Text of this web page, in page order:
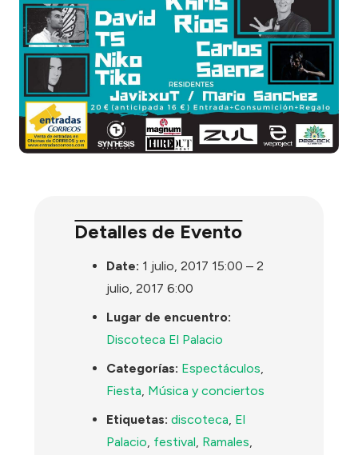
Detalles de Evento
Date: 1 julio, 2017 15:00 –2
julio, 2017 6:00
Lugar de encuentro:
Discoteca El Palacio
Categorías: Espectáculos
Fiesta Música y conciertos
Etiquetas: discoteca El
Palacio festival Ramales